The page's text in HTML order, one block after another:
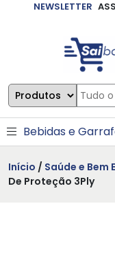
NEWSLETTER
Bebidas e
Início / Saúde e Bem
De Proteção 3Ply